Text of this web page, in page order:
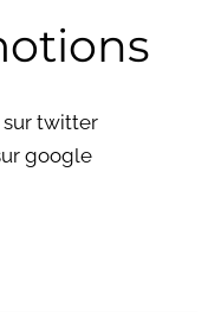
sur twitter
google